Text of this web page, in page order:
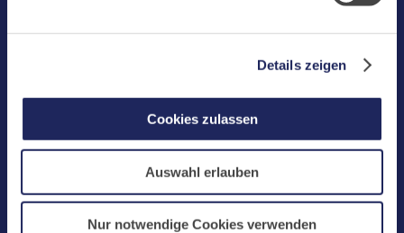
Details zeigen
Cookies zulassen
Auswahl erlauben
Nur notwendige Cookies verwenden
Fax: +49 (0) 2652 59-359
www.maria-laach.de
Tel: +49 (0) 2652 59-313